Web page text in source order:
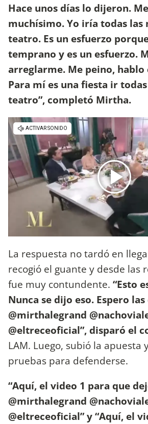
Hace unos días lo dijeron.
muchísimo. Yo iría todas las
teatro. Es un esfuerzo
temprano y es un esfuerzo.
arreglarme. Me peino,
Para mí es una fiesta ir
teatro”, completó Mirtha.
La respuesta no tardó en
recogió el guante y desde las
fue muy contundente. “Esto
Nunca se dijo eso. Espero
⁦@mirthalegrand⁩
⁦@eltreceoficial⁩”, disparó el
LAM. Luego, subió la apuesta
pruebas para defenderse.
“Aquí, el video 1 para que
@mirthalegrand
@eltreceoficial” y “Aquí, el